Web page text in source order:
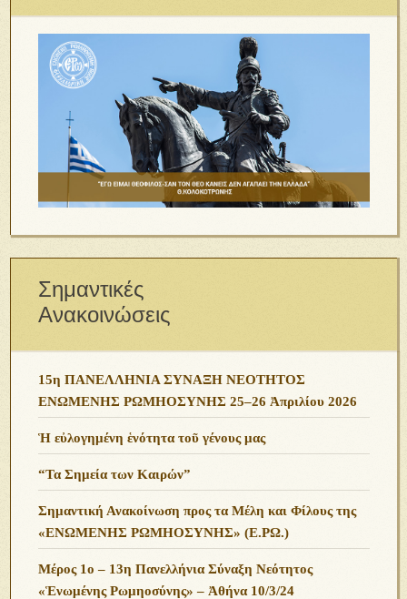
Σημαντικές
Ανακοινώσεις
15η ΠΑΝΕΛΛΗΝΙΑ ΣΥΝΑΞΗ ΝΕΟΤΗΤΟΣ
ΕΝΩΜΕΝΗΣ ΡΩΜΗΟΣΥΝΗΣ 25–26 Ἀπριλίου 2026
Ἡ εὐλογημένη ἑνότητα τοῦ γένους μας
“Τα Σημεία των Καιρών”
Σημαντική Ανακοίνωση προς τα Μέλη και Φίλους της
«ΕΝΩΜΕΝΗΣ ΡΩΜΗΟΣΥΝΗΣ» (Ε.ΡΩ.)
Μέρος 1ο – 13η Πανελλήνια Σύναξη Νεότητος
«Ἑνωμένης Ρωμηοσύνης» – Ἀθήνα 10/3/24